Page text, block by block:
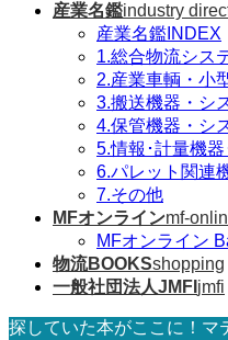
産業名鑑industry
産業名鑑INDEX
1.総合物流シス
2.産業車輌・小
3.搬送機器・シ
4.保管機器・シ
5.情報･計量機器
6.パレット関連
7.その他
MFオンラインmf-
MFオンライン
物流BOOKSshopping
一般社団法人JMFI jmfi
探していた本がここに！マ